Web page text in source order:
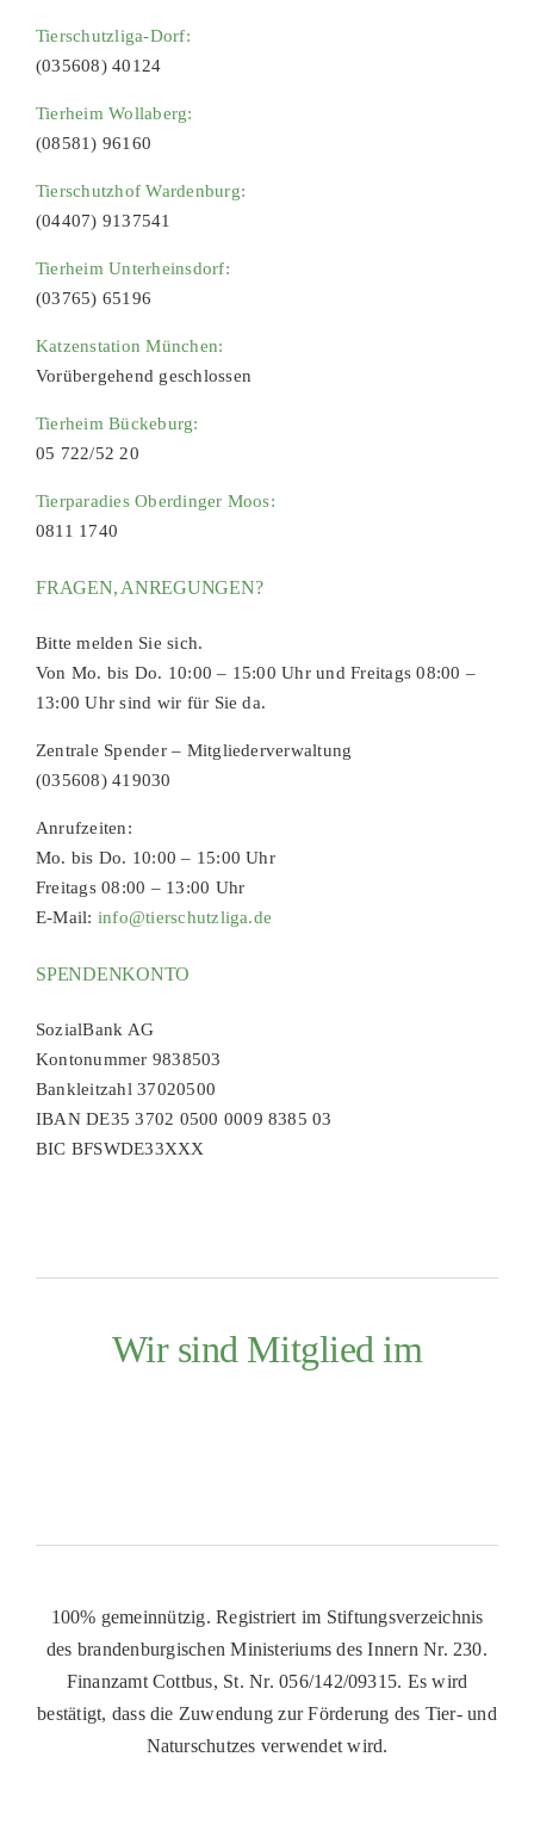
Tierschutzliga-Dorf:
(035608) 40124
Tierheim Wollaberg:
(08581) 96160
Tierschutzhof Wardenburg:
(04407) 9137541
Tierheim Unterheinsdorf:
(03765) 65196
Katzenstation München:
Vorübergehend geschlossen
Tierheim Bückeburg:
05 722/52 20
Tierparadies Oberdinger Moos:
0811 1740
FRAGEN, ANREGUNGEN?
Bitte melden Sie sich.
Von Mo. bis Do. 10:00 – 15:00 Uhr und Freitags 08:00 –
13:00 Uhr sind wir für Sie da.
Zentrale Spender – Mitgliederverwaltung
(035608) 419030
Anrufzeiten:
Mo. bis Do. 10:00 – 15:00 Uhr
Freitags 08:00 – 13:00 Uhr
E-Mail: info@tierschutzliga.de
SPENDENKONTO
SozialBank AG
Kontonummer 9838503
Bankleitzahl 37020500
IBAN DE35 3702 0500 0009 8385 03
BIC BFSWDE33XXX
Wir sind Mitglied im
100% gemeinnützig. Registriert im Stiftungsverzeichnis
des brandenburgischen Ministeriums des Innern Nr. 230.
Finanzamt Cottbus, St. Nr. 056/142/09315. Es wird
bestätigt, dass die Zuwendung zur Förderung des Tier- und
Naturschutzes verwendet wird.